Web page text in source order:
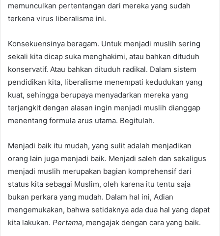
memunculkan pertentangan dari mereka yang sudah
terkena virus liberalisme ini.
Konsekuensinya beragam. Untuk menjadi muslih sering
sekali kita dicap suka menghakimi, atau bahkan dituduh
konservatif. Atau bahkan dituduh radikal. Dalam sistem
pendidikan kita, liberalisme menempati kedudukan yang
kuat, sehingga berupaya menyadarkan mereka yang
terjangkit dengan alasan ingin menjadi muslih dianggap
menentang formula arus utama. Begitulah.
Menjadi baik itu mudah, yang sulit adalah menjadikan
orang lain juga menjadi baik. Menjadi saleh dan sekaligus
menjadi muslih merupakan bagian komprehensif dari
status kita sebagai Muslim, oleh karena itu tentu saja
bukan perkara yang mudah. Dalam hal ini, Adian
mengemukakan, bahwa setidaknya ada dua hal yang dapat
kita lakukan. Pertama, mengajak dengan cara yang baik.